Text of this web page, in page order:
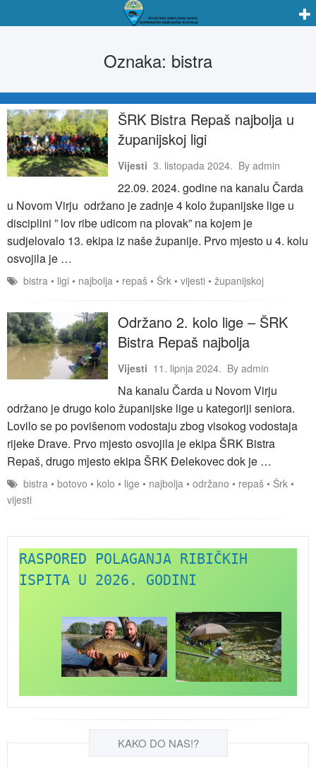
Oznaka: bistra
ŠRK Bistra Repaš najbolja u
županijskoj ligi
Vijesti 3. listopada 2024. Byadmin
22.09. 2024. godine na kanalu Čarda
u Novom Virju održano je zadnje 4 kolo županijske lige u
disciplini ” lov ribe udicom na plovak” na kojem je
sudjelovalo 13. ekipa iz naše županije. Prvo mjesto u 4. kolu
osvojila je …
bistra • ligi • najbolja • repaš • Šrk • vijesti • županijskoj
Održano 2. kolo lige – ŠRK
Bistra Repaš najbolja
Vijesti 11. lipnja 2024. Byadmin
Na kanalu Čarda u Novom Virju
održano je drugo kolo županijske lige u kategoriji seniora.
Lovilo se po povišenom vodostaju zbog visokog vodostaja
rijeke Drave. Prvo mjesto osvojila je ekipa ŠRK Bistra
Repaš, drugo mjesto ekipa ŠRK Đelekovec dok je …
bistra • botovo • kolo • lige • najbolja • održano • repaš • Šrk •
vijesti
RASPORED POLAGANJA RIBIČKIH
ISPITA U 2026. GODINI
KAKO DO NAS!?